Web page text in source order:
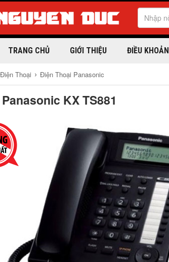
TRANG CHỦ GIỚI THIỆU ĐIỀU KHOẢN
Điện Thoại › Điện Thoại Panasonic
KX TS881